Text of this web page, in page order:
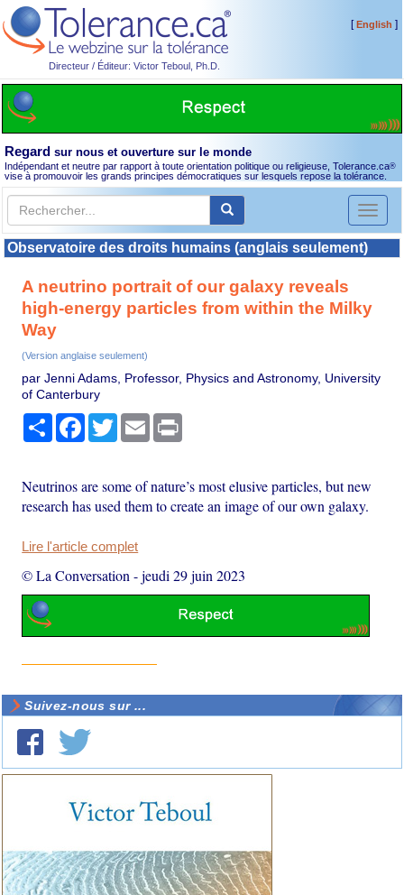
Directeur / Éditeur: Victor Teboul, Ph.D.
[English ]
Regard sur nous et ouverture sur le monde
Indépendant et neutre par rapport à toute orientation politique ou religieuse, Tolerance.ca®
vise à promouvoir les grands principes démocratiques sur lesquels repose la tolérance.
Toggle
Observatoire des droits humains (anglais seulement)
A neutrino portrait of our galaxy reveals
high-energy particles from within the Milky
Way
(Version anglaise seulement)
par Jenni Adams, Professor, Physics and Astronomy, University
of Canterbury
PartagerFacebook
TwitterEmail
Neutrinos are some of nature’s most elusive particles, but new
research has used them to create an image of our own galaxy.
Lire l'article complet
© La Conversation -jeudi 29 juin 2023
Suivez-nous sur ...